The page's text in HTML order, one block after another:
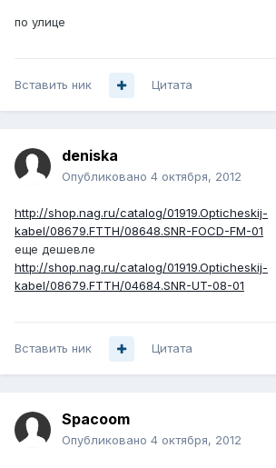
по улице
Вставить ник Цитата
deniska
Опубликовано 4 октября, 2012
http://shop.nag.ru/catalog/01919.Opticheskij-
kabel/08679.FTTH/08648.SNR-FOCD-FM-01
еще дешевле
http://shop.nag.ru/catalog/01919.Opticheskij-
kabel/08679.FTTH/04684.SNR-UT-08-01
Вставить ник Цитата
Spacoom
Опубликовано 4 октября, 2012